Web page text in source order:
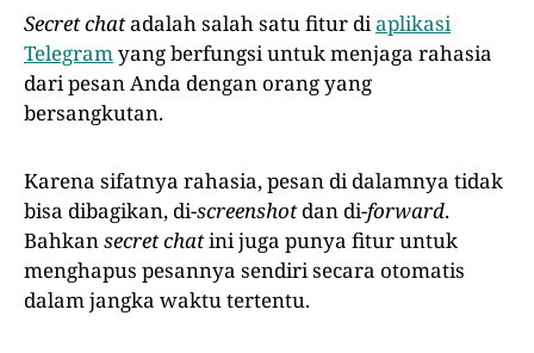
Secret chatadalah salah satu fitur diaplikasi
Telegramyang berfungsi untuk menjaga rahasia
dari pesan Anda dengan orang yang
bersangkutan.
Karena sifatnya rahasia, pesan di dalamnya tidak
bisa dibagikan, di-screenshotdan di-forward.
Bahkansecret chatini juga punya fitur untuk
menghapus pesannya sendiri secara otomatis
dalam jangka waktu tertentu.